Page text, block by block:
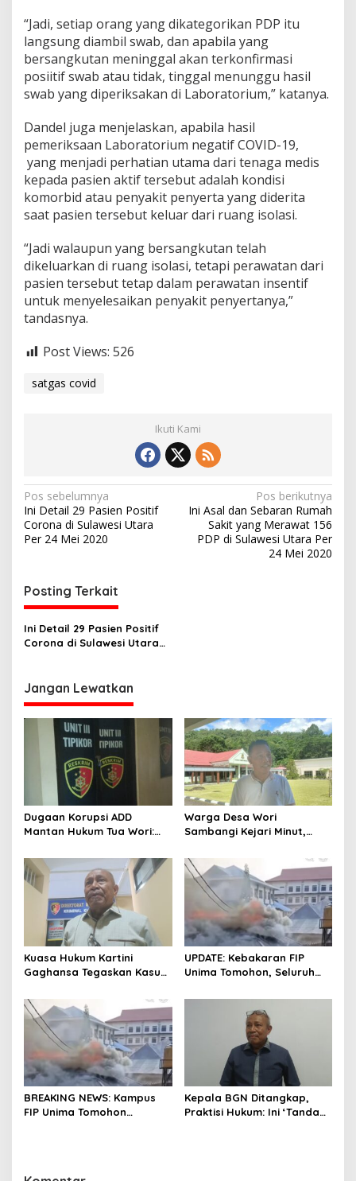
“Jadi, setiap orang yang dikategorikan PDP itu
langsung diambil swab, dan apabila yang
bersangkutan meninggal akan terkonfirmasi
posiitif swab atau tidak, tinggal menunggu hasil
swab yang diperiksakan di Laboratorium,” katanya.
Dandel juga menjelaskan, apabila hasil
pemeriksaan Laboratorium negatif COVID-19,
yang menjadi perhatian utama dari tenaga medis
kepada pasien aktif tersebut adalah kondisi
komorbid atau penyakit penyerta yang diderita
saat pasien tersebut keluar dari ruang isolasi.
“Jadi walaupun yang bersangkutan telah
dikeluarkan di ruang isolasi, tetapi perawatan dari
pasien tersebut tetap dalam perawatan insentif
untuk menyelesaikan penyakit penyertanya,”
tandasnya.
Post Views: 526
satgas covid
Ikuti Kami
N
a
v
g
a
s
i
p
o
s
Pos sebelumnya
Ini Detail 29 Pasien Positif
Corona di Sulawesi Utara
Per 24 Mei 2020
Pos berikutnya
Ini Asal dan Sebaran Rumah
Sakit yang Merawat 156
PDP di Sulawesi Utara Per
24 Mei 2020
Posting Terkait
Ini Detail 29 Pasien Positif
Corona di Sulawesi Utara
Jangan Lewatkan
Dugaan Korupsi ADD
Mantan Hukum Tua Wori:
Hasil Audit Inspektorat
Warga Desa Wori
Sambangi Kejari Minut,
Laporan Dugaan Korupsi
Dana Desa
Kuasa Hukum Kartini
Gaghansa Tegaskan Kasus
Buktikan Dua Alat Bukti Sah
UPDATE: Kebakaran FIP
Unima Tomohon, Seluruh
Terbakar
BREAKING NEWS: Kampus
FIP Unima Tomohon
Kepala BGN Ditangkap,
Praktisi Hukum: Ini ‘Tanda